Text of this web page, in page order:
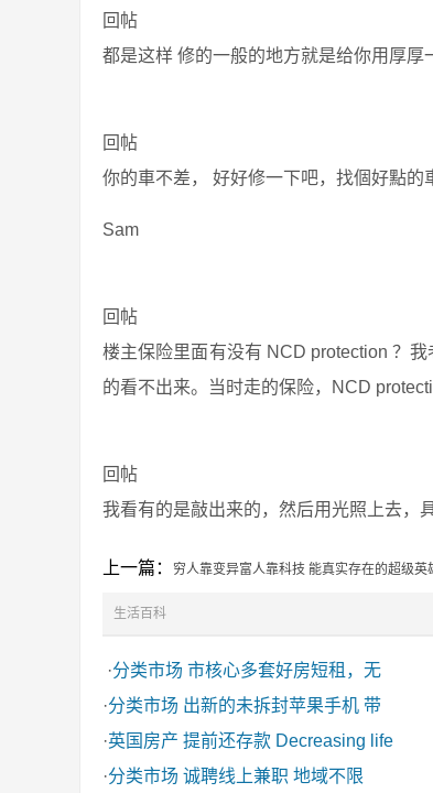
回帖
都是这样 修的一般的地方就是给你用厚厚
回帖
你的車不差， 好好修一下吧，找個好點的
Sam
回帖
楼主保险里面有没有 NCD protection ？
的看不出来。当时走的保险，NCD
回帖
我看有的是敲出来的，然后用光照上去，
上一篇： 穷人靠变异富人靠科技 能真实存在的超级英
生活百科
·分类市场 市核心多套好房短租，无
·分类市场 出新的未拆封苹果手机 带
·英国房产 提前还存款 Decreasing life
·分类市场 诚聘线上兼职 地域不限